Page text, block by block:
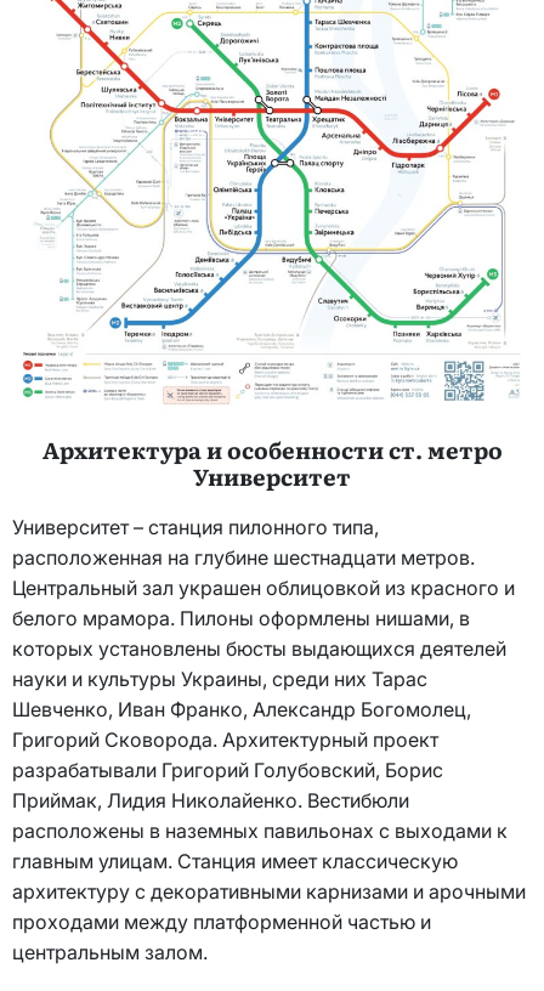
Архитектура и особенности ст. метро
Университет
Университет – станция пилонного типа,
расположенная на глубине шестнадцати метров.
Центральный зал украшен облицовкой из красного и
белого мрамора. Пилоны оформлены нишами, в
которых установлены бюсты выдающихся деятелей
науки и культуры Украины, среди них Тарас
Шевченко, Иван Франко, Александр Богомолец,
Григорий Сковорода. Архитектурный проект
разрабатывали Григорий Голубовский, Борис
Приймак, Лидия Николайенко. Вестибюли
расположены в наземных павильонах с выходами к
главным улицам. Станция имеет классическую
архитектуру с декоративными карнизами и арочными
проходами между платформенной частью и
центральным залом.